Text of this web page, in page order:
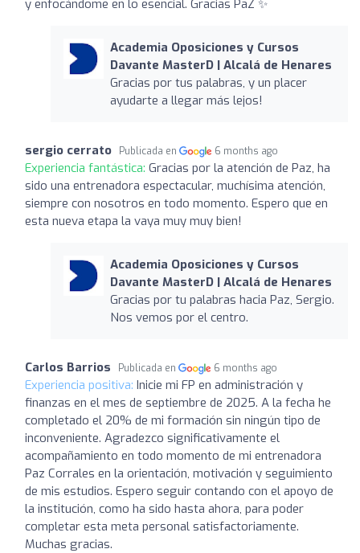
y enfocándome en lo esencial. Gracias PaZ ✨️
Academia Oposiciones y Cursos
Davante MasterD | Alcalá de Henares
Gracias por tus palabras, y un placer
ayudarte a llegar más lejos!
sergio cerrato Publicada en 6 months ago
Experiencia fantástica: Gracias por la atención de Paz, ha
sido una entrenadora espectacular, muchísima atención,
siempre con nosotros en todo momento. Espero que en
esta nueva etapa la vaya muy muy bien!
Academia Oposiciones y Cursos
Davante MasterD | Alcalá de Henares
Gracias por tu palabras hacia Paz, Sergio.
Nos vemos por el centro.
Carlos Barrios Publicada en 6 months ago
Experiencia positiva: Inicie mi FP en administración y
finanzas en el mes de septiembre de 2025. A la fecha he
completado el 20% de mi formación sin ningún tipo de
inconveniente. Agradezco significativamente el
acompañamiento en todo momento de mi entrenadora
Paz Corrales en la orientación, motivación y seguimiento
de mis estudios. Espero seguir contando con el apoyo de
la institución, como ha sido hasta ahora, para poder
completar esta meta personal satisfactoriamente.
Muchas gracias.